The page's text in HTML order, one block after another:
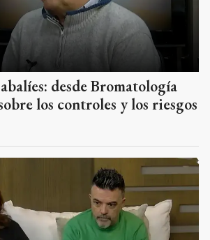
desde Bromatología
los controles y los riesgos